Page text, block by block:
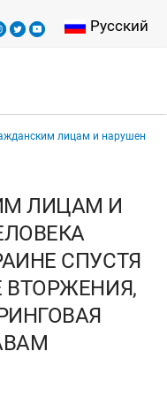
Select your
Русский
нарушения прав человека усиливаются в Украине спустя четыре года после
ЛИЦАМ И
СПУСТЯ
ВТОРЖЕНИЯ,